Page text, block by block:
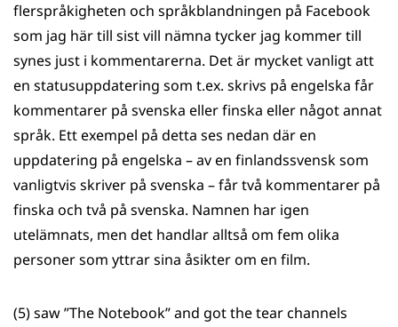
flerspråkigheten och språkblandningen på Facebook
som jag här till sist vill nämna tycker jag kommer till
synes just i kommentarerna. Det är mycket vanligt att
en statusuppdatering som t.ex. skrivs på engelska får
kommentarer på svenska eller finska eller något annat
språk. Ett exempel på detta ses nedan där en
uppdatering på engelska – av en finlandssvensk som
vanligtvis skriver på svenska – får två kommentarer på
finska och två på svenska. Namnen har igen
utelämnats, men det handlar alltså om fem olika
personer som yttrar sina åsikter om en film.
(5) saw ”The Notebook” and got the tear channels